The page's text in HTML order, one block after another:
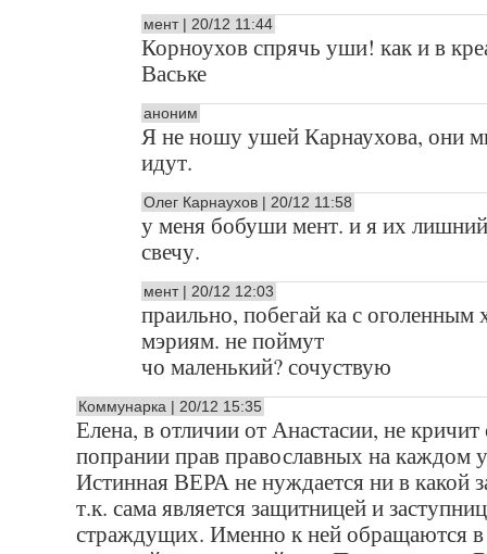
мент | 20/12 11:44
Корноухов спрячь уши! как и в
Ваське
аноним
Я не ношу ушей Карнаухова, они
идут.
Олег Карнаухов | 20/12 11:58
у меня бобуши мент. и я их
свечу.
мент | 20/12 12:03
праильно, побегай ка с оголенным
мэриям. не поймут
чо маленький? сочуствую
Коммунарка | 20/12 15:35
Елена, в отличии от Анастасии, не кричит
попрании прав православных на каждом
Истинная ВЕРА не нуждается ни в какой
т.к. сама является защитницей и
страждущих. Именно к ней обращаются